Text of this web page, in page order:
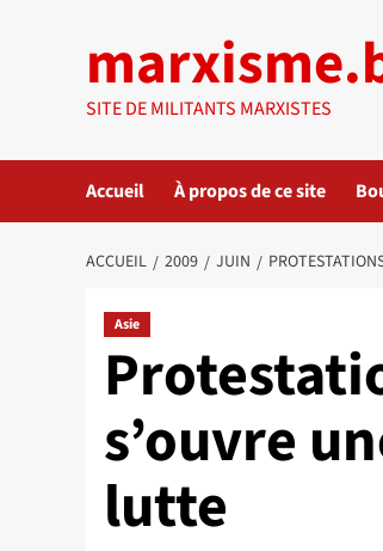
SITE DE MILITANTS MARXISTES
Accueil À propos de ce site
ACCUEIL 2009 JUIN
Asie
s’ouvre
lutte